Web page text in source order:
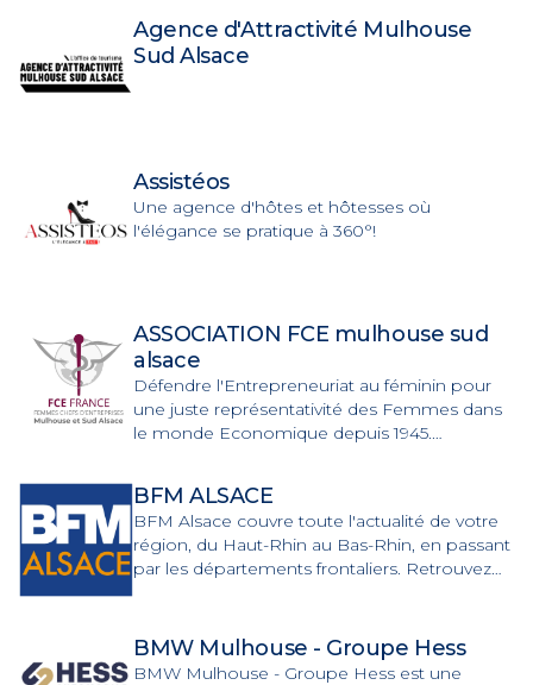
Agence d'Attractivité Mulhouse
Sud Alsace
Assistéos
Une agence d'hôtes et hôtesses où
l'élégance se pratique à 360°!
ASSOCIATION FCE mulhouse sud
alsace
Défendre l'Entrepreneuriat au féminin pour
une juste représentativité des Femmes dans
le monde Economique depuis 1945.
organisation largement décentralisée où
chaque membre a l’opportunité de prendre
des responsabilités et de s’impliquer. FCE est
un réseau au service de ses adhérentes : Des
conférenciers, ateliers pratiques ou sorties.
BFM ALSACE
BFM Alsace couvre toute l'actualité de votre
région, du Haut-Rhin au Bas-Rhin, en passant
par les départements frontaliers. Retrouvez
BMW Mulhouse - Groupe Hess
BMW Mulhouse - Groupe Hess est une